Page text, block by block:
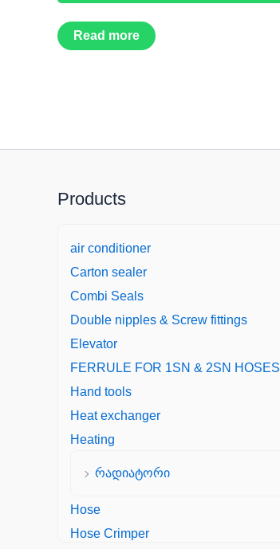
Read more
Products
air conditioner
Carton sealer
Combi Seals
Double nipples & Screw fittings
Elevator
FERRULE FOR 1SN & 2SN HOSES
Hand tools
Heat exchanger
Heating
რადიატორი
Hose
Hose Crimper